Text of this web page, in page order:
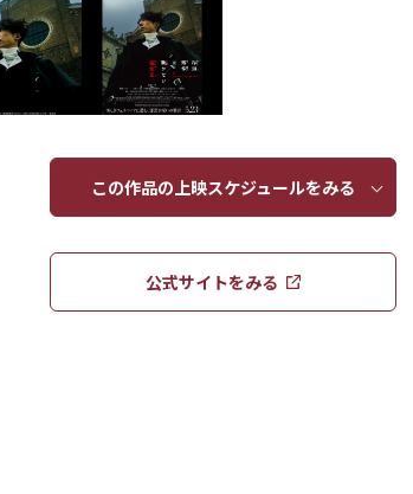
この作品の上映スケジュールをみる​​
公式サイトをみる​​